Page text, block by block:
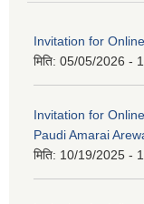
Invitation for
मिति: 05/05/2026 -
Invitation for
Paudi Amarai
मिति: 10/19/2025 -